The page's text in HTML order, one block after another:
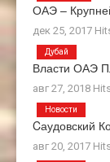
ОАЭ –
дек 25, 2017
Власти ОАЭ
авг 27, 2018
Дубай
Cаудовский
авг 20, 2017
Новости